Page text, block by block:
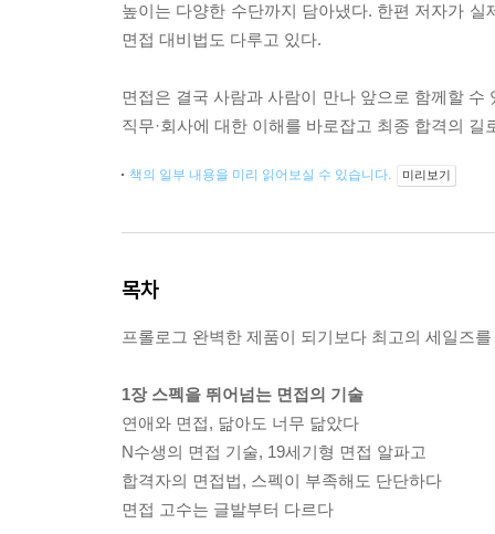
높이는 다양한 수단까지 담아냈다. 한편 저자가
면접 대비법도 다루고 있다.
면접은 결국 사람과 사람이 만나 앞으로 함께할
직무·회사에 대한 이해를 바로잡고 최종 합격의 길
책의 일부 내용을 미리 읽어보실 수 있습니다. 미리보기
목차
프롤로그 완벽한 제품이 되기보다 최고의 세일즈
1장 스펙을 뛰어넘는 면접의 기술
연애와 면접, 닮아도 너무 닮았다
N수생의 면접 기술, 19세기형 면접 알파고
합격자의 면접법, 스펙이 부족해도 단단하다
면접 고수는 글발부터 다르다